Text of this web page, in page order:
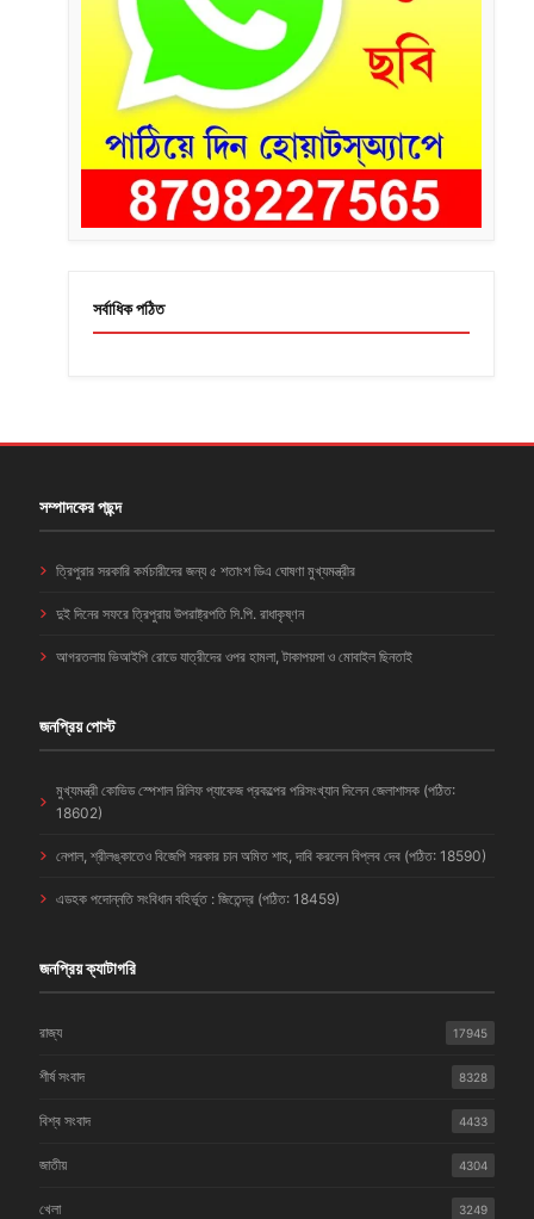
সর্বাধিক পঠিত
সম্পাদকের পছন্দ
ত্রিপুরার সরকারি কর্মচারীদের জন্য ৫ শতাংশ ডিএ ঘোষণা মুখ্যমন্ত্রীর
দুই দিনের সফরে ত্রিপুরায় উপরাষ্ট্রপতি সি.পি. রাধাকৃষ্ণন
আগরতলায় ভিআইপি রোডে যাত্রীদের ওপর হামলা, টাকাপয়সা ও মোবাইল ছিনতাই
জনপ্রিয় পোস্ট
মুখ্যমন্ত্রী কোভিড স্পেশাল রিলিফ প্যাকেজ প্রকল্পের পরিসংখ্যান দিলেন জেলাশাসক (পঠিত:
18602)
নেপাল, শ্রীলঙ্কাতেও বিজেপি সরকার চান অমিত শাহ, দাবি করলেন বিপ্লব দেব (পঠিত: 18590)
এডহক পদোন্নতি সংবিধান বহির্ভূত : জিতেন্দ্র (পঠিত: 18459)
জনপ্রিয় ক্যাটাগরি
রাজ্য 17945
শীর্ষ সংবাদ 8328
বিশ্ব সংবাদ 4433
জাতীয় 4304
খেলা 3249